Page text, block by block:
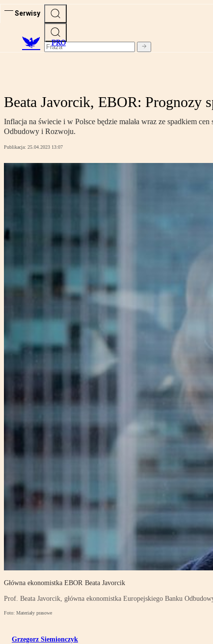
Serwisy
PRO
Beata Javorcik, EBOR: Prognozy
Inflacja na świecie i w Polsce będzie malała wraz ze spadkiem
Odbudowy i Rozwoju.
Publikacja: 25.04.2023 13:07
Główna ekonomistka EBOR Beata Javorcik
Prof. Beata Javorcik, główna ekonomistka Europejskiego Banku
Foto: Materiały prasowe
Grzegorz Siemionczyk